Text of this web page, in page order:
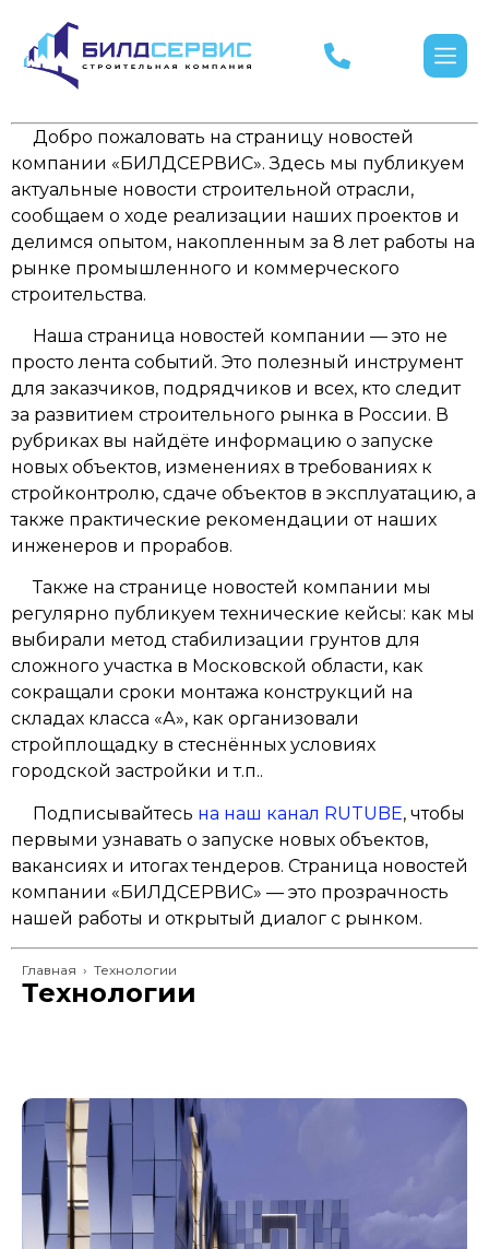
Добро пожаловать на страницу новостей
компании «БИЛДСЕРВИС». Здесь мы публикуем
актуальные новости строительной отрасли,
сообщаем о ходе реализации наших проектов и
делимся опытом, накопленным за 8 лет работы на
рынке промышленного и коммерческого
строительства.
Наша страница новостей компании — это не
просто лента событий. Это полезный инструмент
для заказчиков, подрядчиков и всех, кто следит
за развитием строительного рынка в России. В
рубриках вы найдёте информацию о запуске
новых объектов, изменениях в требованиях к
стройконтролю, сдаче объектов в эксплуатацию, а
также практические рекомендации от наших
инженеров и прорабов.
Также на странице новостей компании мы
регулярно публикуем технические кейсы: как мы
выбирали метод стабилизации грунтов для
сложного участка в Московской области, как
сокращали сроки монтажа конструкций на
складах класса «А», как организовали
стройплощадку в стеснённых условиях
городской застройки и т.п..
Подписывайтесь на наш канал RUTUBE, чтобы
первыми узнавать о запуске новых объектов,
вакансиях и итогах тендеров. Страница новостей
компании «БИЛДСЕРВИС» — это прозрачность
нашей работы и открытый диалог с рынком.
Главная › Технологии
Технологии